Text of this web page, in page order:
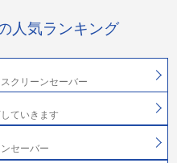
人気ランキング
クリーンセーバー
ていきます
セーバー